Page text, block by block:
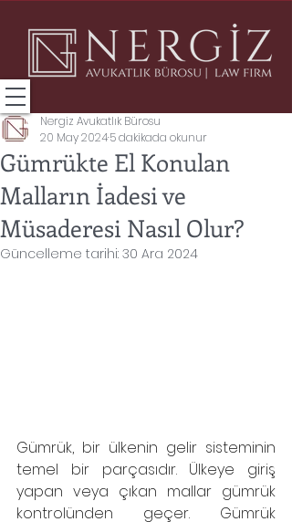
Gümrükte El Konulan
Malların İadesi ve
Müsaderesi Nasıl Olur?
Nergiz Avukatlık Bürosu
20 May 20245 dakikada okunur
Güncelleme tarihi: 30 Ara 2024
Gümrük, bir ülkenin gelir sisteminin
temel bir parçasıdır. Ülkeye giriş
yapan veya çıkan mallar gümrük
kontrolünden geçer. Gümrük